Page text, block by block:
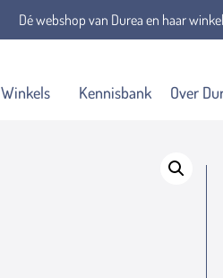
Dé webshop van Durea en haar
Winkels Kennisbank Over